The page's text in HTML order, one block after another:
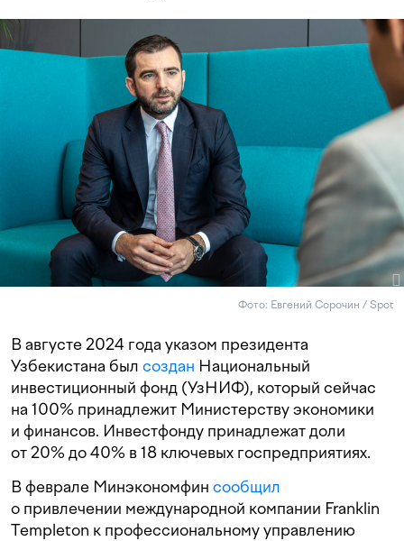
Фото: Евгений Сорочин / Spot
В августе 2024 года указом президента
Узбекистана был создан Национальный
инвестиционный фонд (УзНИФ), который сейчас
на 100% принадлежит Министерству экономики
и финансов. Инвестфонду принадлежат доли
от 20% до 40% в 18 ключевых госпредприятиях.
В феврале Минэкономфин сообщил
о привлечении международной компании Franklin
Templeton к профессиональному управлению